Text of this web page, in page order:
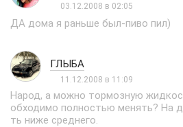
03.12.2008 в 02:05
ДА дома я раньше был-пиво пил)
ГЛЫБА
11.12.2008 в 11:09
Народ, а можно тормозную
обходимо полностью менять? На
ть ниже среднего.